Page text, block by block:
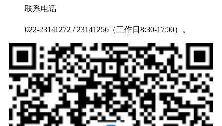
联系电话
022-23141272 / 23141256（工作日8:30-17:00）。